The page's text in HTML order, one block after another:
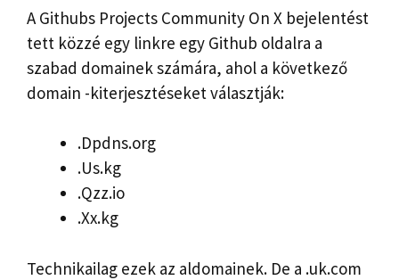
A Githubs Projects Community On X bejelentést
tett közzé egy linkre egy Github oldalra a
szabad domainek számára, ahol a következő
domain -kiterjesztéseket választják:
.Dpdns.org
.Us.kg
.Qzz.io
.Xx.kg
Technikailag ezek az aldomainek. De a .uk.com